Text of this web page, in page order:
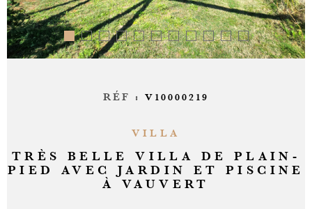
RÉF : V10000219
VILLA
TRÈS BELLE VILLA DE PLAIN-
PIED AVEC JARDIN ET PISCINE
À VAUVERT